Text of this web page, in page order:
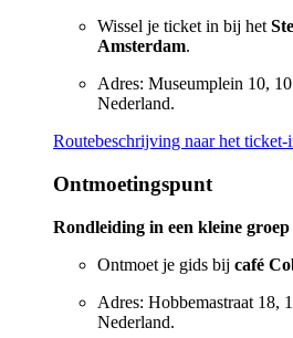
Wissel je ticket in bij het
Amsterdam.
Adres: Museumplein 10,
Nederland.
Routebeschrijving naar het
Ontmoetingspunt
Rondleiding in een kleine
Ontmoet je gids bij café
Adres: Hobbemastraat 18,
Nederland.